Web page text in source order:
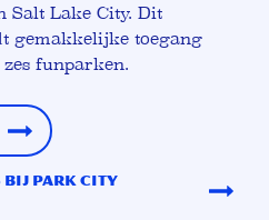
Salt Lake City. Dit
gemakkelijke toegang
zes funparken.
bij Park City